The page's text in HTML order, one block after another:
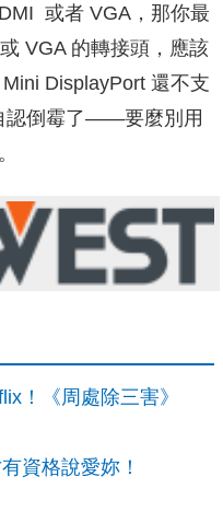
或者 VGA，那你最
VGA 的轉接頭，應該
DisplayPort 還不支
認倒霉了——要麼別用
！《周處除三害》
資格說愛妳！